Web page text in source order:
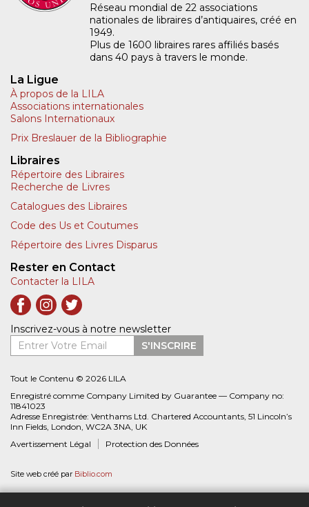
Réseau mondial de 22 associations
nationales de libraires d’antiquaires, créé en
1949.
Plus de 1600 libraires rares affiliés basés
dans 40 pays à travers le monde.
La Ligue
À propos de la LILA
Associations internationales
Salons Internationaux
Prix Breslauer de la Bibliographie
Libraires
Répertoire des Libraires
Recherche de Livres
Catalogues des Libraires
Code des Us et Coutumes
Répertoire des Livres Disparus
Rester en Contact
Contacter la LILA
Inscrivez-vous à notre newsletter
Entrer Votre Email
S'INSCRIRE
Tout le Contenu © 2026 LILA
Enregistré comme Company Limited by Guarantee — Company no:
11841023
Adresse Enregistrée: Venthams Ltd. Chartered Accountants, 51 Lincoln’s
Inn Fields, London, WC2A 3NA, UK
Avertissement Légal
Protection des Données
Site web créé par Biblio.com